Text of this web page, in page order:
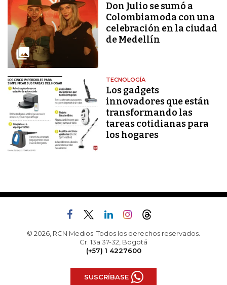
Don Julio se sumó a
Colombiamoda con una
celebración en la ciudad
de Medellín
TECNOLOGÍA
Los gadgets
innovadores que están
transformando las
tareas cotidianas para
los hogares
© 2026, RCN Medios. Todos los derechos reservados.
Cr. 13a 37-32, Bogotá
(+57) 1 4227600
SUSCRÍBASE